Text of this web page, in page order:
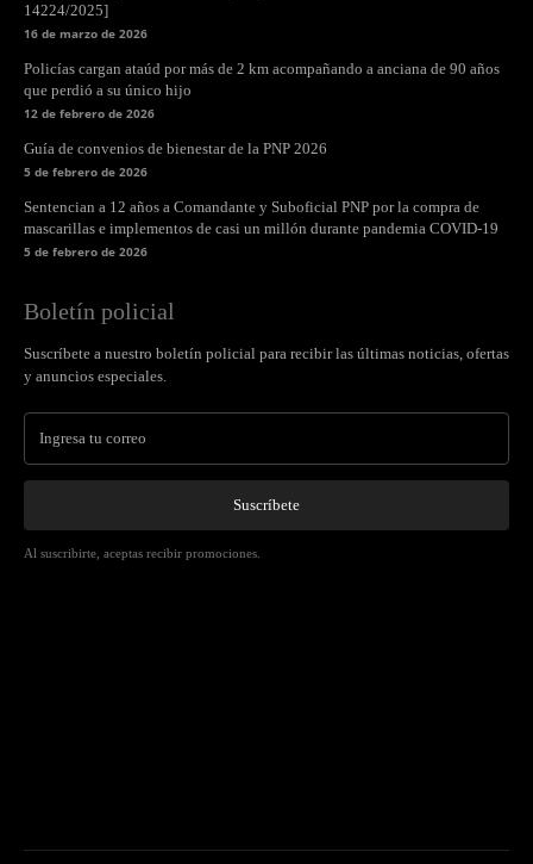
14224/2025]
16 de marzo de 2026
Policías cargan ataúd por más de 2 km acompañando a anciana de 90 años
que perdió a su único hijo
12 de febrero de 2026
Guía de convenios de bienestar de la PNP 2026
5 de febrero de 2026
Sentencian a 12 años a Comandante y Suboficial PNP por la compra de
mascarillas e implementos de casi un millón durante pandemia COVID-19
5 de febrero de 2026
Boletín policial
Suscríbete a nuestro boletín policial para recibir las últimas noticias, ofertas
y anuncios especiales.
Suscríbete
Al suscribirte, aceptas recibir promociones.